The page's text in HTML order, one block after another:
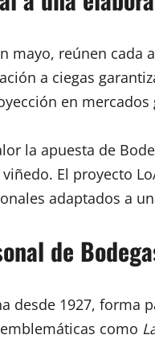
mayo, reúnen cada
a ciegas
en mercados
la apuesta de
El proyecto
adaptados a
de
desde 1927, forma
como